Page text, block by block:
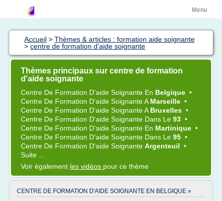
Menu
Accueil > Thèmes & articles : formation aide soignante
> centre de formation d'aide soignante
Thèmes principaux sur centre de formation
d'aide soignante
Centre De Formation D'aide Soignante En Belgique •
Centre De Formation D'aide SoignanteA Marseille •
Centre De Formation D'aide SoignanteA Bruxelles •
Centre De Formation D'aide Soignante Dans Le 93 •
Centre De Formation D'aide Soignante En Martinique •
Centre De Formation D'aide Soignante Dans Le 95 •
Centre De Formation D'aide Soignante Argenteuil •
Suite ...
Voir également les vidéos pour ce thème
CENTRE DE FORMATION D'AIDE SOIGNANTE EN BELGIQUE »